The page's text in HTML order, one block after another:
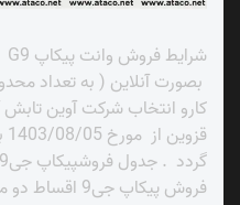
بصورت آنلاین ( به تعداد
کارو انتخاب شرکت آوین تابش
فروش پیکاپ جی9 اقساط دو ماه